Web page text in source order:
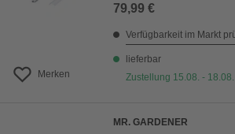
Merken
79,99 €
Verfügbarkeit im Markt
lieferbar
Zustellung 15.08. - 18.08.
MR. GARDENER